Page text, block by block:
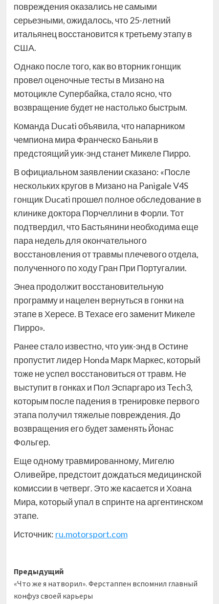
повреждения оказались не самыми
серьезными, ожидалось, что 25-летний
итальянец восстановится к третьему этапу в
США.
Однако после того, как во вторник гонщик
провел оценочные тесты в Мизано на
мотоцикле Супербайка, стало ясно, что
возвращение будет не настолько быстрым.
Команда Ducati объявила, что напарником
чемпиона мира Франческо Баньяи в
предстоящий уик-энд станет Микеле Пирро.
В официальном заявлении сказано: «После
нескольких кругов в Мизано на Panigale V4S
гонщик Ducati прошел полное обследование в
клинике доктора Порчеллини в Форли. Тот
подтвердил, что Бастьянини необходима еще
пара недель для окончательного
восстановления от травмы плечевого отдела,
полученного по ходу Гран При Португалии.
Энеа продолжит восстановительную
программу и нацелен вернуться в гонки на
этапе в Хересе. В Техасе его заменит Микеле
Пирро».
Ранее стало известно, что уик-энд в Остине
пропустит лидер Honda Марк Маркес, который
тоже не успел восстановиться от травм. Не
выступит в гонках и Пол Эспаргаро из Tech3,
которым после падения в тренировке первого
этапа получил тяжелые повреждения. До
возвращения его будет заменять Йонас
Фольгер.
Еще одному травмированному, Мигелю
Оливейре, предстоит дождаться медицинской
комиссии в четверг. Это же касается и Хоана
Мира, который упал в спринте на аргентинском
этапе.
Источник: ru.motorsport.com
Навигация
записи
Предыдущий
«Что же я натворил». Ферстаппен вспомнил главный
конфуз своей карьеры